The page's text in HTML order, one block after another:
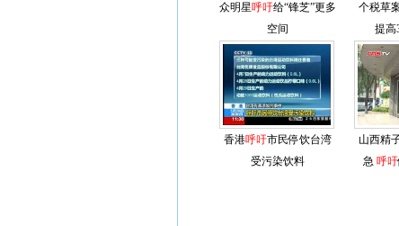
众明星呼吁给“锋芝”更多
空间
个税草
提高
香港呼吁市民停饮台湾
受污染饮料
山西精
急 呼吁